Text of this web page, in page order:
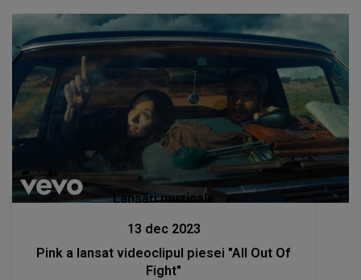
Lansări muzicale
13 dec 2023
Pink a lansat videoclipul piesei "All Out Of
Fight"